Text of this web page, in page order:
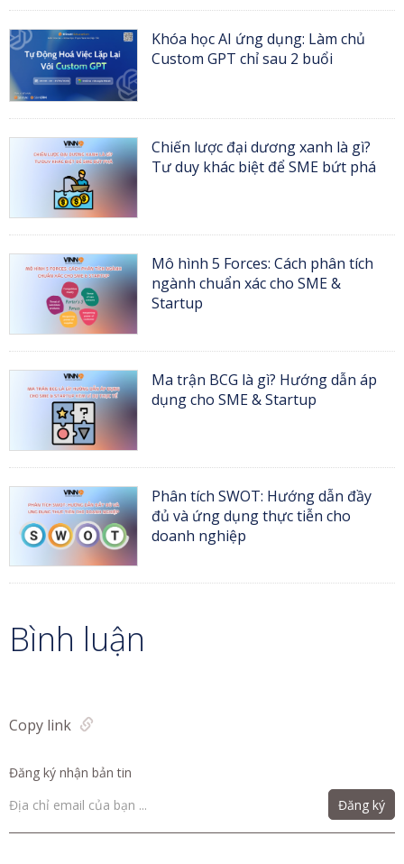
Khóa học AI ứng dụng: Làm chủ
Custom GPT chỉ sau 2 buổi
Chiến lược đại dương xanh là gì?
Tư duy khác biệt để SME bứt phá
Mô hình 5 Forces: Cách phân tích
ngành chuẩn xác cho SME &
Startup
Ma trận BCG là gì? Hướng dẫn áp
dụng cho SME & Startup
Phân tích SWOT: Hướng dẫn đầy
đủ và ứng dụng thực tiễn cho
doanh nghiệp
Bình luận
Copy link
Đăng ký nhận bản tin
Đăng ký